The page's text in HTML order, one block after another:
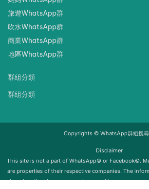
旅遊WhatsApp群
吹水WhatsApp群
商業WhatsApp群
地區WhatsApp群
群組分類
群組分類
Copyrights © WhatsApp群組搜
Disclaimer
‍‍This site is not a part of WhatsApp© or Facebook©.
are properties of their respective companies. The
for educational purposes only; we neither support